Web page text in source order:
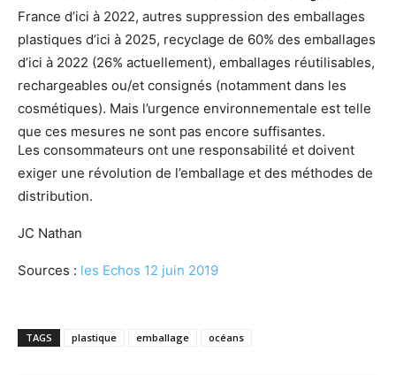
France d’ici à 2022, autres suppression des emballages
plastiques d’ici à 2025, recyclage de 60% des emballages
d’ici à 2022 (26% actuellement), emballages réutilisables,
rechargeables ou/et consignés (notamment dans les
cosmétiques). Mais l’urgence environnementale est telle
que ces mesures ne sont pas encore suffisantes.
Les consommateurs ont une responsabilité et doivent
exiger une révolution de l’emballage et des méthodes de
distribution.
JC Nathan
Sources : les Echos 12 juin 2019
TAGS plastique emballage océans